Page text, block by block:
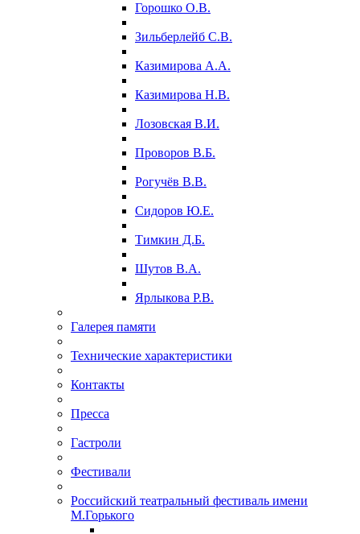
Горошко О.В.
Зильберлейб С.В.
Казимирова А.А.
Казимирова Н.В.
Лозовская В.И.
Проворов В.Б.
Рогучёв В.В.
Сидоров Ю.Е.
Тимкин Д.Б.
Шутов В.А.
Ярлыкова Р.В.
Галерея памяти
Технические характеристики
Контакты
Пресса
Гастроли
Фестивали
Российский театральный фестиваль имени
М.Горького